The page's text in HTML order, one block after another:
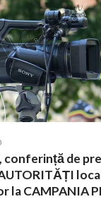
conferință de
la CAMPANIA